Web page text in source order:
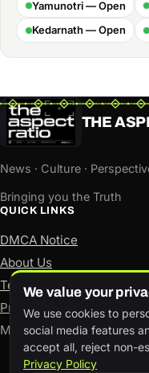
Yamunotri — Open
Kedarnath — Open
THE
News · Culture ·
Bringing you the Truth
QUICK LINKS
DMCA Notice
About Us
Terms of Use
Privacy Policy
Manage consent
We value your
We use cookies to
social media features
accept all, reject non-
Privacy Policy